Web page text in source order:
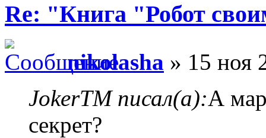
Re: "Книга "Робот
nikolasha » 15 ноя
JokerTM писал(а):А
секрет?